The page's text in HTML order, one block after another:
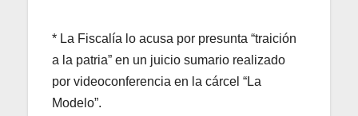
* La Fiscalía lo acusa por presunta “traición
a la patria” en un juicio sumario realizado
por videoconferencia en la cárcel “La
Modelo”.